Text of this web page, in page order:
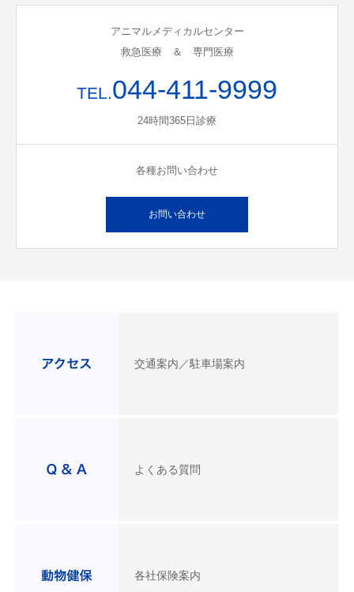
アニマルメディカルセンター
救急医療 ＆ 専門医療
TEL.044-411-9999
24時間365日診療
各種お問い合わせ
お問い合わせ
交通案内／駐車場案内
よくある質問
各社保険案内